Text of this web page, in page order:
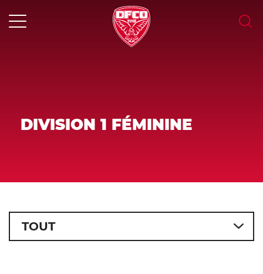
content
DIVISION 1 FÉMININE